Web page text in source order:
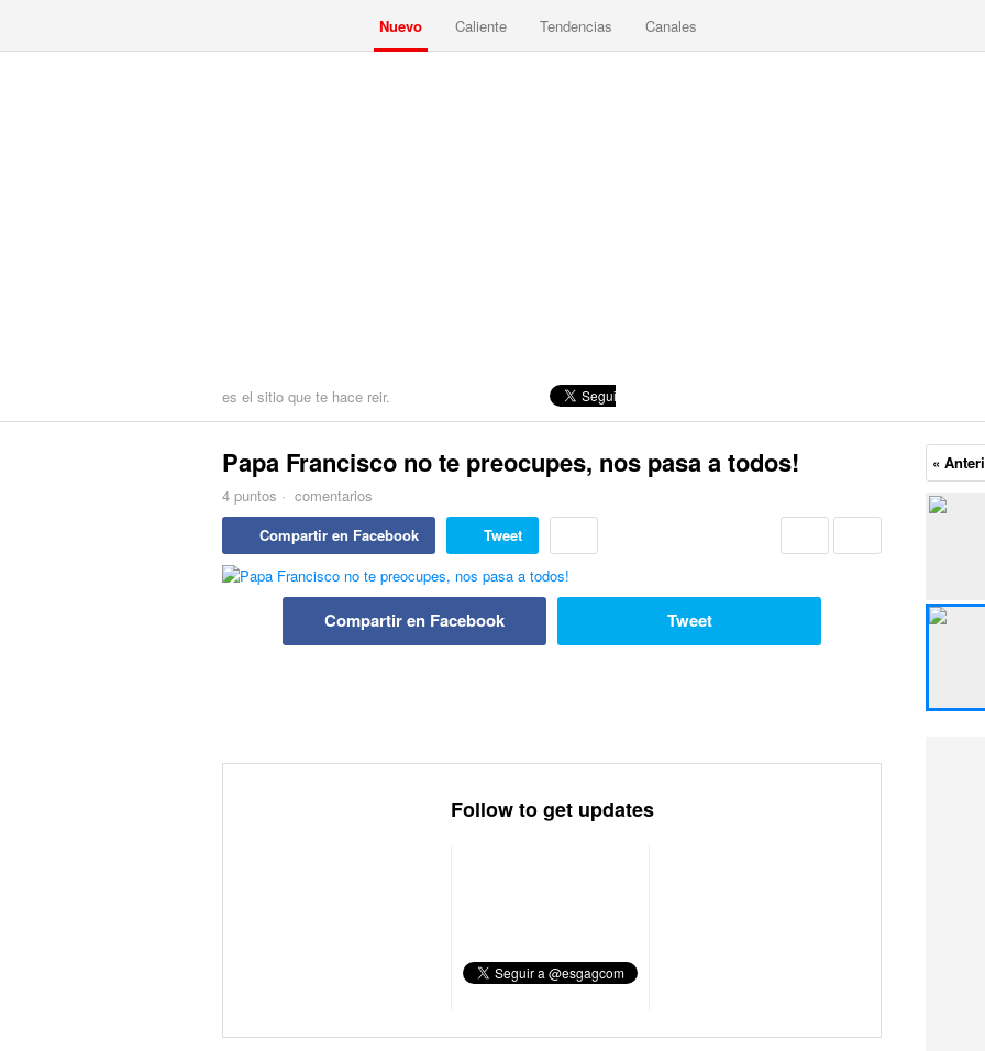
Nuevo Caliente Tendencias Canales
es el sitio que te hace reir.
Papa Francisco no te preocupes, nos pasa a todos!
4 puntos · comentarios
Compartir en Facebook
Tweet
Compartir en Facebook Tweet
Follow to get updates
«